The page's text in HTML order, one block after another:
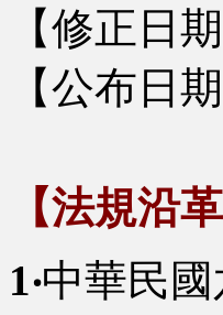
【修正日
【公布日
【法規沿革
1‧中華民